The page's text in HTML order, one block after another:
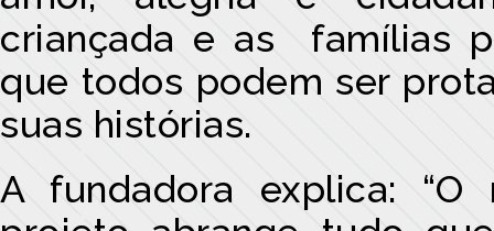
criançada e as famílias
que todos podem ser
suas histórias.
A fundadora explica: